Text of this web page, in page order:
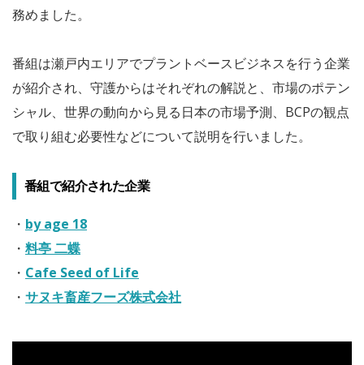
務めました。
番組は瀬戸内エリアでプラントベースビジネスを行う企業
が紹介され、守護からはそれぞれの解説と、市場のポテン
シャル、世界の動向から見る日本の市場予測、BCPの観点
で取り組む必要性などについて説明を行いました。
番組で紹介された企業
・ by age 18
・ 料亭 二蝶
・ Cafe Seed of Life
・ サヌキ畜産フーズ株式会社